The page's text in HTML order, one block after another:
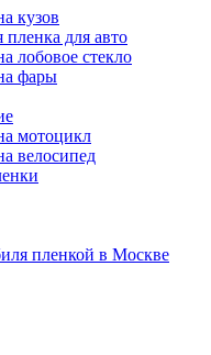
кузов
пленка для авто
лобовое стекло
фары
мотоцикл
велосипед
пленкой в Москве